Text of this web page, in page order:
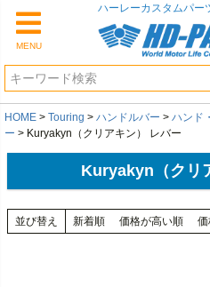
MENU
ハーレーカスタムパー
HOME Touring ハンドルバー ハンド
ー
Kuryakyn（クリアキン） レバー
Kuryakyn（クリ
並び替え 新着順 価格が高い順